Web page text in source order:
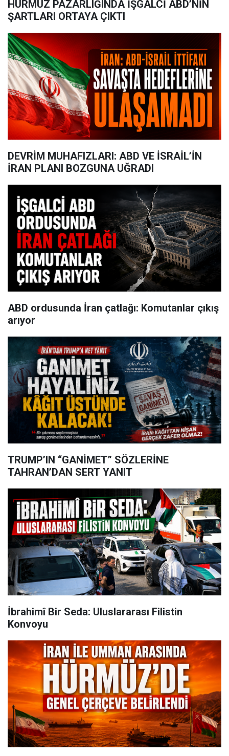
HÜRMÜZ PAZARLIĞINDA İŞGALCİ ABD’NİN
ŞARTLARI ORTAYA ÇIKTI
DEVRİM MUHAFIZLARI: ABD VE İSRAİL’İN
İRAN PLANI BOZGUNA UĞRADI
ABD ordusunda İran çatlağı: Komutanlar çıkış
arıyor
TRUMP’IN “GANİMET” SÖZLERİNE
TAHRAN’DAN SERT YANIT
İbrahimî Bir Seda: Uluslararası Filistin
Konvoyu